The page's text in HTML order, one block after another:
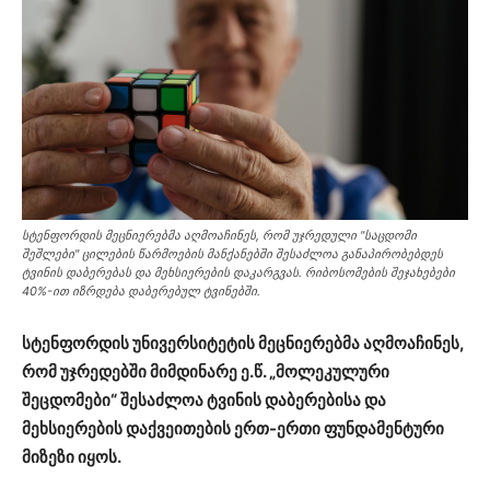
სტენფორდის მეცნიერებმა აღმოაჩინეს, რომ უჯრედული "საცდომი
შეშლები" ცილების წარმოების მანქანებში შესაძლოა განაპირობებდეს
ტვინის დაბერებას და მეხსიერების დაკარგვას. რიბოსომების შეჯახებები
40%-ით იზრდება დაბერებულ ტვინებში.
სტენფორდის უნივერსიტეტის მეცნიერებმა აღმოაჩინეს,
რომ უჯრედებში მიმდინარე ე.წ. „მოლეკულური
შეცდომები“ შესაძლოა ტვინის დაბერებისა და
მეხსიერების დაქვეითების ერთ-ერთი ფუნდამენტური
მიზეზი იყოს.